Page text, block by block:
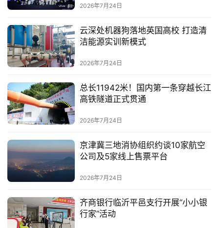
2026年7月24日
云深处机器狗落地英国高校 打造清
洁能源实训新模式
2026年7月24日
总长11942米！国内第一条穿越长江
高铁隧道正式贯通
2026年7月24日
京津冀三地消协组织约谈10家航空
公司及5家线上售票平台
2026年7月24日
齐商银行临沂平邑支行开展“小小银
行家”活动